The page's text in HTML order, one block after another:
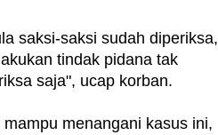
saksi-saksi sudah diperiksa,
tindak pidana tak
saja", ucap korban.
menangani kasus ini,